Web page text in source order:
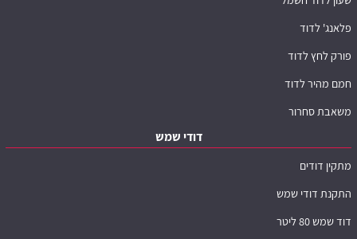
פלאנג' לדוד
פורק לחץ לדוד
חמם מהיר לדוד
משאבת סחרור
דודי שמש
מתקין דודים
התקנת דודי שמש
דוד שמש 80 ליטר